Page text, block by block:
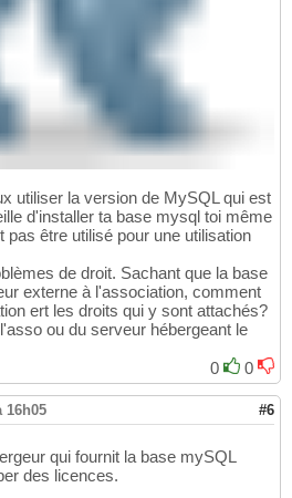
utiliser la version de MySQL qui est
d'installer ta base mysql toi même
pas être utilisé pour une utilisation
de droit. Sachant que la base
externe à l'association, comment
ert les droits qui y sont attachés?
ou du serveur hébergeant le
0
0
16h05 #6
qui fournit la base mySQL
des licences.